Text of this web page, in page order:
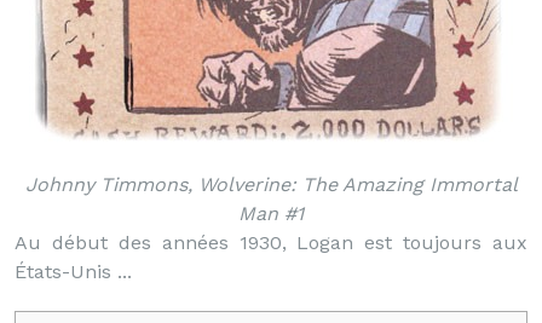
Johnny Timmons, Wolverine: The Amazing Immortal
Man #1
Au début des années 1930, Logan est toujours aux
États-Unis ...